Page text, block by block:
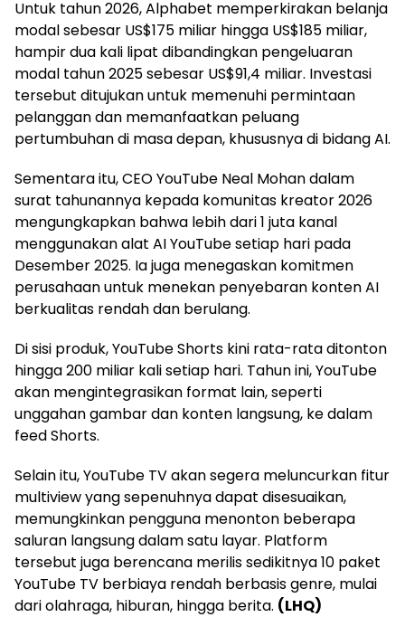
Untuk tahun 2026, Alphabet memperkirakan belanja
modal sebesar US$175 miliar hingga US$185 miliar,
hampir dua kali lipat dibandingkan pengeluaran
modal tahun 2025 sebesar US$91,4 miliar. Investasi
tersebut ditujukan untuk memenuhi permintaan
pelanggan dan memanfaatkan peluang
pertumbuhan di masa depan, khususnya di bidang AI.
Sementara itu, CEO YouTube Neal Mohan dalam
surat tahunannya kepada komunitas kreator 2026
mengungkapkan bahwa lebih dari 1 juta kanal
menggunakan alat AI YouTube setiap hari pada
Desember 2025. Ia juga menegaskan komitmen
perusahaan untuk menekan penyebaran konten AI
berkualitas rendah dan berulang.
Di sisi produk, YouTube Shorts kini rata-rata ditonton
hingga 200 miliar kali setiap hari. Tahun ini, YouTube
akan mengintegrasikan format lain, seperti
unggahan gambar dan konten langsung, ke dalam
feed Shorts.
Selain itu, YouTube TV akan segera meluncurkan fitur
multiview yang sepenuhnya dapat disesuaikan,
memungkinkan pengguna menonton beberapa
saluran langsung dalam satu layar. Platform
tersebut juga berencana merilis sedikitnya 10 paket
YouTube TV berbiaya rendah berbasis genre, mulai
dari olahraga, hiburan, hingga berita. (LHQ)